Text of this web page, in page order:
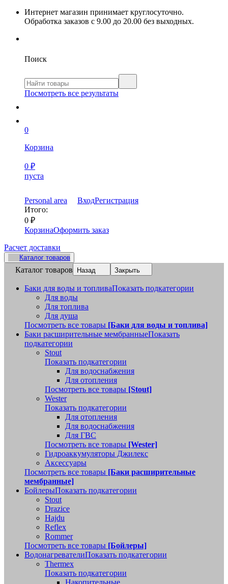
Интернет магазин принимает круглосуточно.
Обработка заказов с 9.00 до 20.00 без выходных.
Поиск
Посмотреть все результаты
0
Корзина
0 ₽
пуста
Personal area ВходРегистрация
Итого:
0 ₽
КорзинаОформить заказ
Расчет доставки
Каталог товаров
Каталог товаров Назад Закрыть
Баки для воды и топливаПоказать подкатегории
Для воды
Для топлива
Для душа
Посмотреть все товары [Баки для воды и топлива]
Баки расширительные мембранныеПоказать
подкатегории
Stout
Показать подкатегории
Для водоснабжения
Для отопления
Посмотреть все товары [Stout]
Wester
Показать подкатегории
Для отопления
Для водоснабжения
Для ГВС
Посмотреть все товары [Wester]
Гидроаккумуляторы Джилекс
Аксессуары
Посмотреть все товары [Баки расширительные
мембранные]
БойлерыПоказать подкатегории
Stout
Drazice
Hajdu
Reflex
Rommer
Посмотреть все товары [Бойлеры]
ВодонагревателиПоказать подкатегории
Thermex
Показать подкатегории
Накопительные